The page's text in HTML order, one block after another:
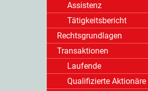
Assistenz
Tätigkeitsbericht
Rechtsgrundlagen
Transaktionen
Laufende
Qualifizierte Aktionäre